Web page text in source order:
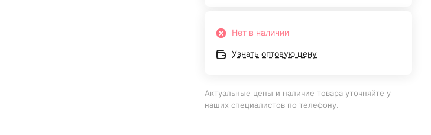
Нет в наличии
Узнать оптовую цену
Актуальные цены и наличие товара уточняйте у
наших специалистов по телефону.